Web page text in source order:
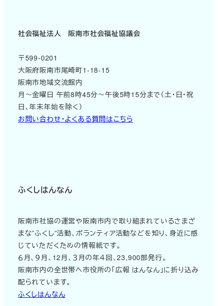
社会福祉法人 阪南市社会福祉協議会
〒599-0201
大阪府阪南市尾崎町1-18-15
阪南市地域交流館内
月～金曜日 午前8時45分～午後5時15分まで（土・日・祝
日、年末年始を除く）
お問い合わせ・よくある質問はこちら
ふくしはんなん
阪南市社協の運営や阪南市内で取り組まれているさまざ
まな”ふくし”活動、ボランティア活動などを知り、身近に感
じていただくための情報紙です。
６月、９月、12月、３月の年４回、23,900部発行。
阪南市内の全世帯へ市役所の「広報 はんなん」に折り込み
配られています。
ふくしはんなん